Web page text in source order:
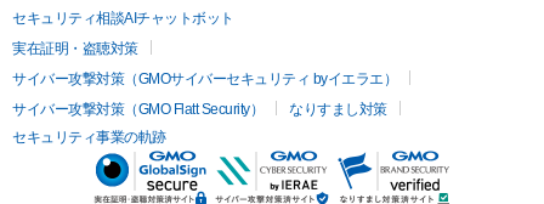
セキュリティ相談AIチャットボット
実在証明・盗聴対策
サイバー攻撃対策（GMOサイバーセキュリティ byイエラエ）
サイバー攻撃対策（GMO Flatt Security）
なりすまし対策
セキュリティ事業の軌跡